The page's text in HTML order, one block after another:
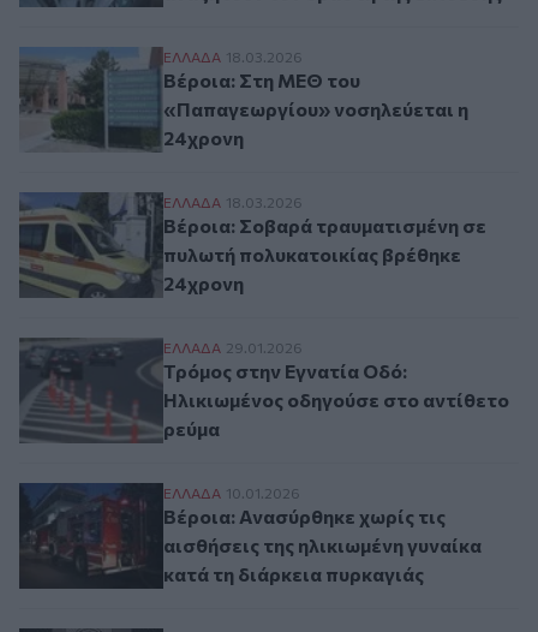
Βέροια: Στη ΜΕΘ του «Παπαγεωργίου»
ΕΛΛAΔΑ 18.03.2026
Βέροια: Στη ΜΕΘ του
«Παπαγεωργίου» νοσηλεύεται η
24χρονη
Βέροια: Σοβαρά τραυματισμένη σε
ΕΛΛAΔΑ 18.03.2026
Βέροια: Σοβαρά τραυματισμένη σε
πυλωτή πολυκατοικίας βρέθηκε
24χρονη
Τρόμος στην Εγνατία Οδό: Ηλικιωμένος
ΕΛΛAΔΑ 29.01.2026
Τρόμος στην Εγνατία Οδό:
Ηλικιωμένος οδηγούσε στο αντίθετο
ρεύμα
Βέροια: Ανασύρθηκε χωρίς τις αισθήσεις
ΕΛΛAΔΑ 10.01.2026
Βέροια: Ανασύρθηκε χωρίς τις
αισθήσεις της ηλικιωμένη γυναίκα
κατά τη διάρκεια πυρκαγιάς